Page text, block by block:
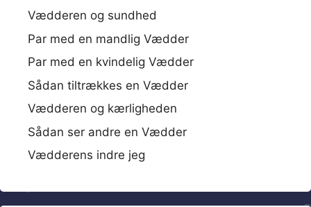
Vædderen og sundhed
Par med en mandlig Vædder
Par med en kvindelig Vædder
Sådan tiltrækkes en Vædder
Vædderen og kærligheden
Sådan ser andre en Vædder
Vædderens indre jeg